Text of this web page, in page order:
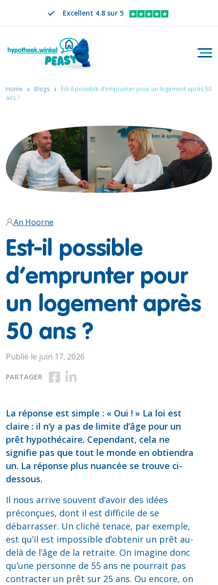
Excellent 4.8 sur 5
Rechercher
CHANGER DE LANGUE. LA LANGUE
FR
Home Blogs
Est-il possible d’emprunter pour un logement après 50
ans ?
An Hoorne
Est-il possible
d’emprunter pour
un logement après
50 ans ?
Publié le juin 17, 2026
PARTAGER Partager sur Facebook
Partager sur LinkedIn
La réponse est simple : « Oui ! » La loi est
claire : il n’y a pas de limite d’âge pour un
prêt hypothécaire. Cependant, cela ne
signifie pas que tout le monde en obtiendra
un. La réponse plus nuancée se trouve ci-
dessous.
Il nous arrive souvent d’avoir des idées
préconçues, dont il est difficile de se
débarrasser. Un cliché tenace, par exemple,
est qu’il est impossible d’obtenir un prêt au-
delà de l’âge de la retraite. On imagine donc
qu’une personne de 55 ans ne pourrait pas
contracter un prêt sur 25 ans. Ou encore, on